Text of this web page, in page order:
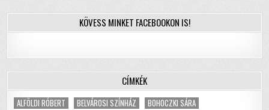
KÖVESS MINKET FACEBOOKON IS!
CÍMKÉK
ALFÖLDI RÓBERT BELVÁROSI SZÍNHÁZ
BOHOCZKI SÁRA